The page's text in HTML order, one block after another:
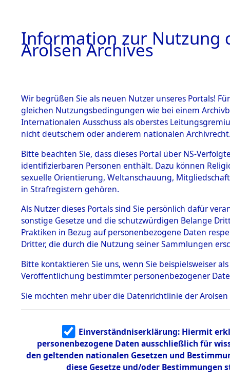
BESTÄNDE
1.
Inhaftierungsdoku
mente
1.2.9 Beim ITS
verwahrte
1.2.9.1
Effekten aus
dem KZ
Dachau
Effekten aus
dem KZ
Dachau,
Landesentsch
ädigungsamt
Effekten aus
dem KZ
Neuengamm
e
Dokument
3Akten
CESLA
Land
Deutschland
Die Personalien des
wurden nach der
Inventarisierung und
16054
DOKUMENTE
Information zur Nutzung
Arolsen Archives
Wir begrüßen Sie als neuen Nutzer unseres Portals!
gleichen Nutzungsbedingungen wie bei einem
Internationalen Ausschuss als oberstes
nicht deutschem oder anderem nationalen
Bitte beachten Sie, dass dieses Portal über NS-
identifizierbaren Personen enthält. Dazu können
sexuelle Orientierung, Weltanschauung,
in Strafregistern gehören.
Als Nutzer dieses Portals sind Sie persönlich dafür
sonstige Gesetze und die schutzwürdigen Belange
Praktiken in Bezug auf personenbezogene Daten
Dritter, die durch die Nutzung seiner Sammlungen
Bitte kontaktieren Sie uns, wenn Sie beispielsweiser
Veröffentlichung bestimmter personenbezogener
Sie möchten mehr über die Datenrichtlinie der Arolsen
Einverständniserklärung: Hiermit
personenbezogene Daten ausschließlich für
den geltenden nationalen Gesetzen und
diese Gesetze und/oder Bestimmungen